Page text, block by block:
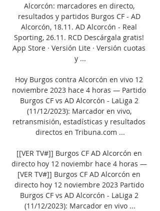
Alcorcón: marcadores en directo,
resultados y partidos Burgos CF - AD
Alcorcón, 18.11. AD Alcorcón - Real
Sporting, 26.11. RCD Descárgala gratis!
App Store · Versión Lite · Versión cuotas
y ...
Hoy Burgos contra Alcorcón en vivo 12
noviembre 2023 hace 4 horas — Partido
Burgos CF vs AD Alcorcón - LaLiga 2
(11/12/2023): Marcador en vivo,
retransmisión, estadísticas y resultados
directos en Tribuna.com ...
[[VER TV#]] Burgos CF AD Alcorcón en
directo hoy 12 noviembr hace 4 horas —
[VER TV#]] Burgos CF AD Alcorcón en
directo hoy 12 noviembre 2023 Partido
Burgos CF vs AD Alcorcón - LaLiga 2
(11/12/2023): Marcador en vivo ...